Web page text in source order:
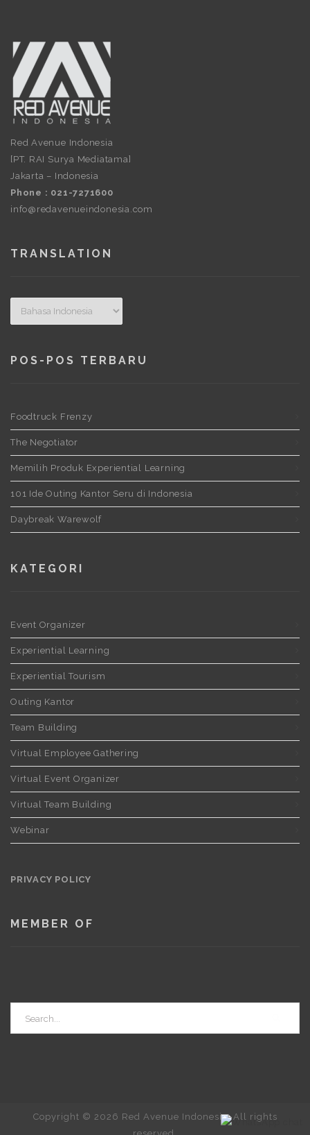
Red Avenue Indonesia
[PT. RAI Surya Mediatama]
Jakarta – Indonesia
Phone : 021-7271600
info@redavenueindonesia.com
TRANSLATION
POS-POS TERBARU
Foodtruck Frenzy
The Negotiator
Memilih Produk Experiential Learning
101 Ide Outing Kantor Seru di Indonesia
Daybreak Warewolf
KATEGORI
Event Organizer
Experiential Learning
Experiential Tourism
Outing Kantor
Team Building
Virtual Employee Gathering
Virtual Event Organizer
Virtual Team Building
Webinar
PRIVACY POLICY
MEMBER OF
Copyright © 2026 Red Avenue Indonesia. All rights